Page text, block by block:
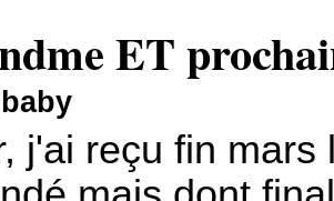
ET
j'ai reçu fin